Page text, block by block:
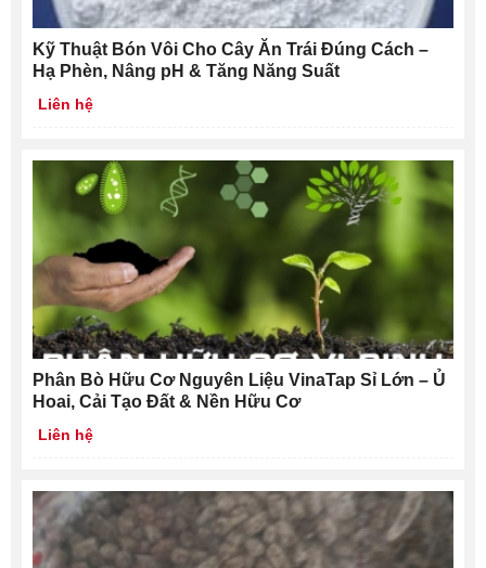
Kỹ Thuật Bón Vôi Cho Cây Ăn Trái Đúng Cách –
Hạ Phèn, Nâng pH & Tăng Năng Suất
Liên hệ
Phân Bò Hữu Cơ Nguyên Liệu VinaTap Sỉ Lớn – Ủ
Hoai, Cải Tạo Đất & Nền Hữu Cơ
Liên hệ